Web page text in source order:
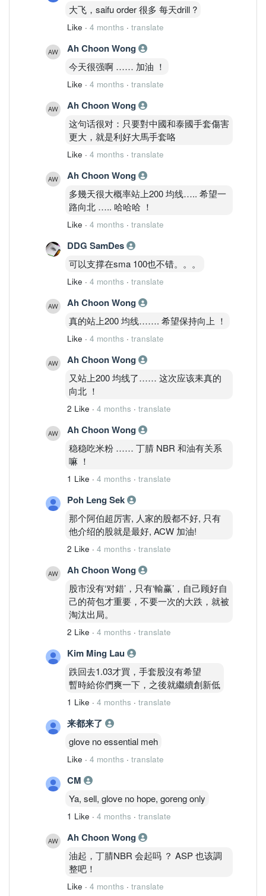
大飞，saifu order 很多 每天drill ?
Like · 4 months · translate
Ah Choon Wong
今天很强啊 …… 加油 ！
Like · 4 months · translate
Ah Choon Wong
这句话很对：只要對中國和泰國手套傷害
更大，就是利好大馬手套咯
Like · 4 months · translate
Ah Choon Wong
多幾天很大概率站上200 均线….. 希望一
路向北 ….. 哈哈哈 ！
Like · 4 months · translate
DDG SamDes
可以支撑在sma 100也不错。。。
Like · 4 months · translate
Ah Choon Wong
真的站上200 均线……. 希望保持向上 ！
Like · 4 months · translate
Ah Choon Wong
又站上200 均线了…… 这次应该耒真的
向北 ！
2 Like · 4 months · translate
Ah Choon Wong
稳稳吃米粉 …… 丁腈 NBR 和油有关系
嘛 ！
1 Like · 4 months · translate
Poh Leng Sek
那个阿伯超厉害, 人家的股都不好, 只有
他介绍的股就是最好, ACW 加油!
2 Like · 4 months · translate
Ah Choon Wong
股市没有‘对錯’，只有‘輸赢’，自己顾好自
己的荷包才重要，不要一次的大跌，就被
淘汰出局。
2 Like · 4 months · translate
Kim Ming Lau
跌回去1.03才買，手套股沒有希望
暫時給你們爽一下，之後就繼續創新低
1 Like · 4 months · translate
来都来了
glove no essential meh
Like · 4 months · translate
CM
Ya, sell, glove no hope, goreng only
1 Like · 4 months · translate
Ah Choon Wong
油起，丁腈NBR 会起吗 ？ ASP 也该調
整吧！
Like · 4 months · translate